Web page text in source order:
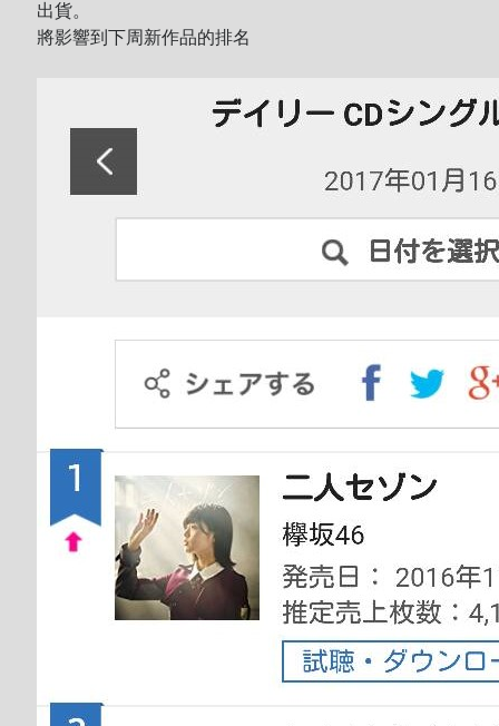
出貨。
將影響到下周新作品的排名